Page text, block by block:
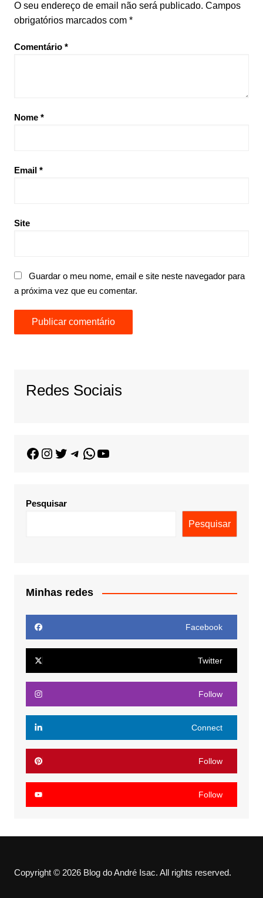
O seu endereço de email não será publicado. Campos
obrigatórios marcados com *
Comentário *
Nome *
Email *
Site
Guardar o meu nome, email e site neste navegador para
a próxima vez que eu comentar.
Redes Sociais
Pesquisar
Pesquisar
Minhas redes
Facebook
Twitter
Follow
Connect
Follow
Follow
Copyright © 2026 Blog do André Isac. All rights reserved.